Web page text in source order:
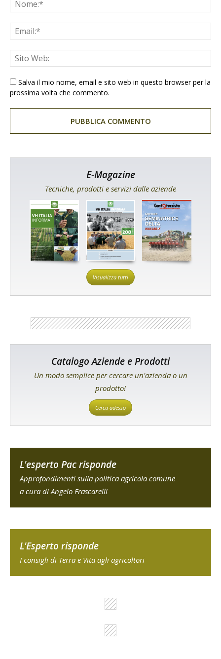
Salva il mio nome, email e sito web in questo browser per la
prossima volta che commento.
E-Magazine
Tecniche, prodotti e servizi dalle aziende
Visualizza tutti
Catalogo Aziende e Prodotti
Un modo semplice per cercare un'azienda o un
prodotto!
Cerca adesso
L'esperto Pac risponde
Approfondimenti sulla politica agricola comune
a cura di Angelo Frascarelli
L'Esperto risponde
I consigli di Terra e Vita agli agricoltori